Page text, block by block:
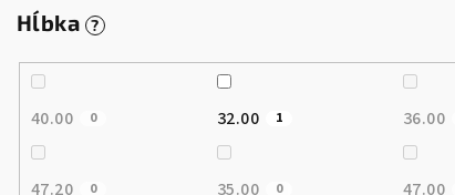
Hĺbka ?
40.00 0 32.00 1 36.00
47.20 0 35.00 0 47.00